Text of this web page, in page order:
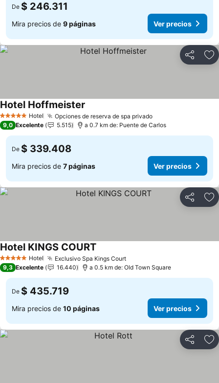
De $ 246.311
Mira precios de 9 páginas Ver precios
Compartir
5 Estrellas Hotel Opciones de reserva de spa privado
Hotel Hoffmeister
9,0 Excelente 5.515 a 0.7 km de: Puente de Carlos
De $ 339.408
Mira precios de 7 páginas Ver precios
Compartir
5 Estrellas Hotel Exclusivo Spa Kings Court
Hotel KINGS COURT
9,3 Excelente 16.440 a 0.5 km de: Old Town Square
De $ 435.719
Mira precios de 10 páginas Ver precios
Compartir